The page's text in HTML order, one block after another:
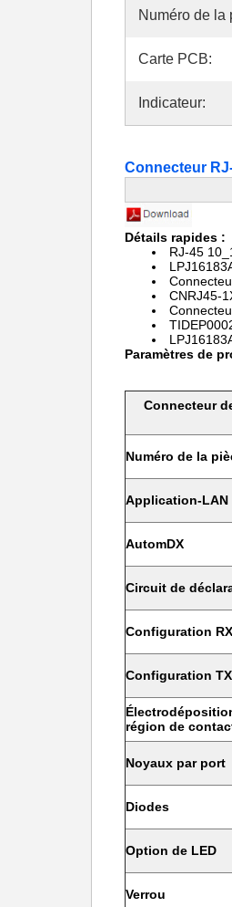
Numéro de la
Carte PCB:
Indicateur:
Connecteur
Détails rapides :
RJ-45
CNRJ45-
Paramètres de
Connecteur
Numéro de la
Application-LAN
AutomDX
Circuit de
Configuration RX
Configuration TX
région de
Noyaux par port
Diodes
Option de LED
Verrou